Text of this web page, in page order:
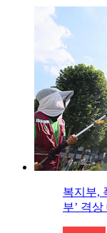
복지부,
부’ 격상